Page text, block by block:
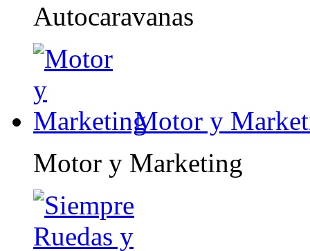
Autocaravanas
Motor y
Motor y Marketing